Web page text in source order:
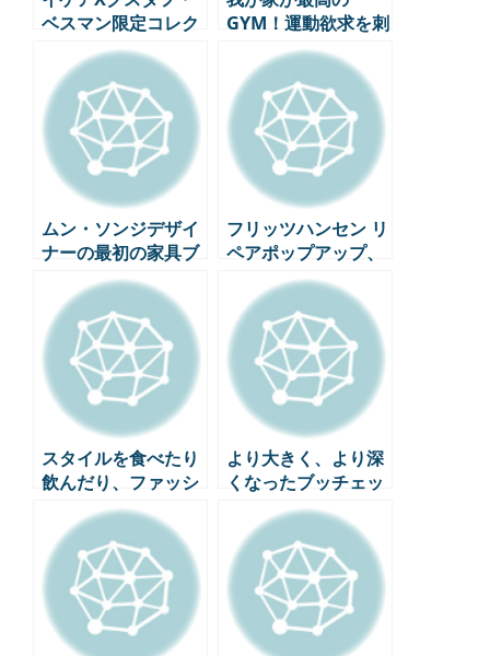
ベスマン限定コレク
ション、韓国で初公
GYM！運動欲求を刺
激するホームトレー
ニングアイテム7選
ムン・ソンジデザイ
ナーの最初の家具ブ
ランド「ハバグデ
ン」ハンナムドン(漢
南洞)ショールームに
行く
フリッツハンセン リ
ペアポップアップ、
シリーズ7の70周年
を記念した持続可能
な選択
スタイルを食べたり
飲んだり、ファッシ
ョンブランドがオー
プンした最新ダイニ
ング＆カフェリスト
11選
より大きく、より深
くなったブッチェッ
ラッティの世界